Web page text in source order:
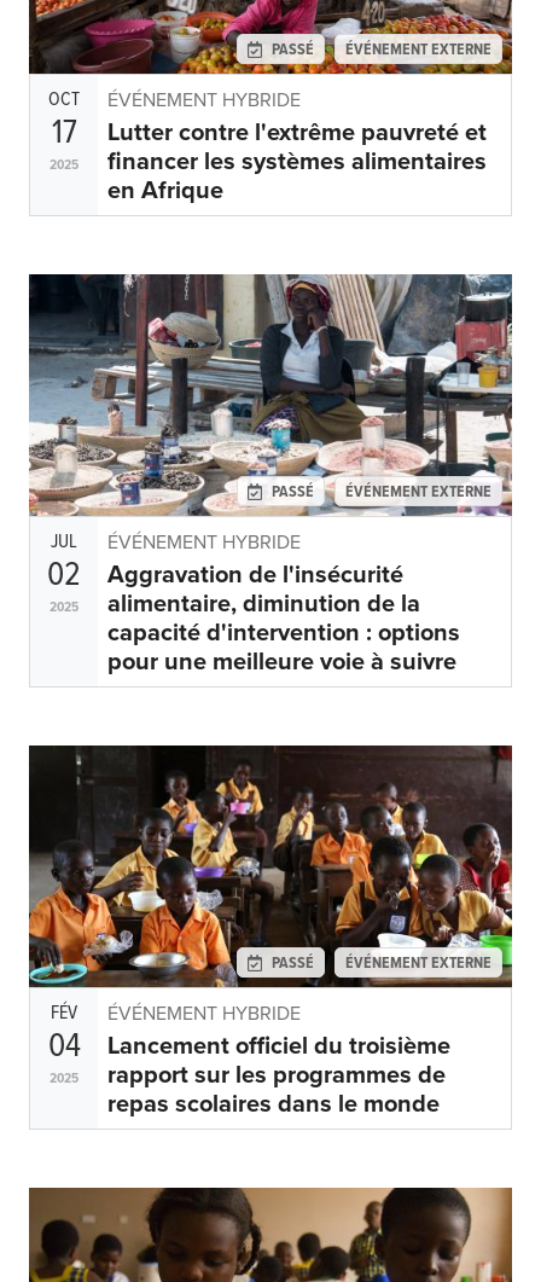
PASSÉ ÉVÉNEMENT EXTERNE
OCT
17
2025
ÉVÉNEMENT HYBRIDE
Lutter contre l'extrême pauvreté et
financer les systèmes alimentaires
en Afrique
PASSÉ ÉVÉNEMENT EXTERNE
JUL
02
2025
ÉVÉNEMENT HYBRIDE
Aggravation de l'insécurité
alimentaire, diminution de la
capacité d'intervention : options
pour une meilleure voie à suivre
PASSÉ ÉVÉNEMENT EXTERNE
FÉV
04
2025
ÉVÉNEMENT HYBRIDE
Lancement officiel du troisième
rapport sur les programmes de
repas scolaires dans le monde